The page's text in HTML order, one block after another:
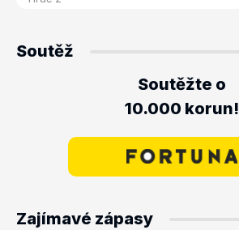
Soutěž
Soutěžte o
10.000 korun!
Zajímavé zápasy